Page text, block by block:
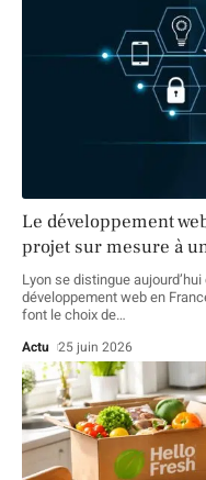
Le développement
projet sur mesure à
Lyon se distingue
développement web en
font le choix de…
Actu 25 juin 2026